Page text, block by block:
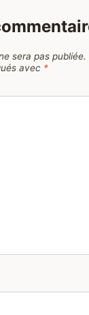
sera pas publiée.
avec *